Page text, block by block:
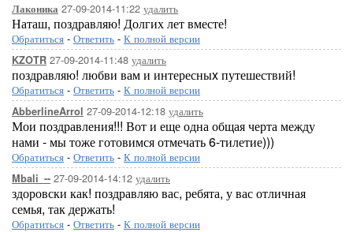
Лаконика 27-09-2014-11:22 удалить
Наташ, поздравляю! Долгих лет вместе!
Обратиться - Ответить - К полной версии
KZOTR 27-09-2014-11:48 удалить
поздравляю! любви вам и интересныx путешествий!
Обратиться - Ответить - К полной версии
AbberlineArrol 27-09-2014-12:18 удалить
Мои поздравления!!! Вот и еще одна общая черта между
нами - мы тоже готовимся отмечать 6-тилетие)))
Обратиться - Ответить - К полной версии
Mbali_-- 27-09-2014-14:12 удалить
здоровски как! поздравляю вас, ребята, у вас отличная
семья, так держать!
Обратиться - Ответить - К полной версии